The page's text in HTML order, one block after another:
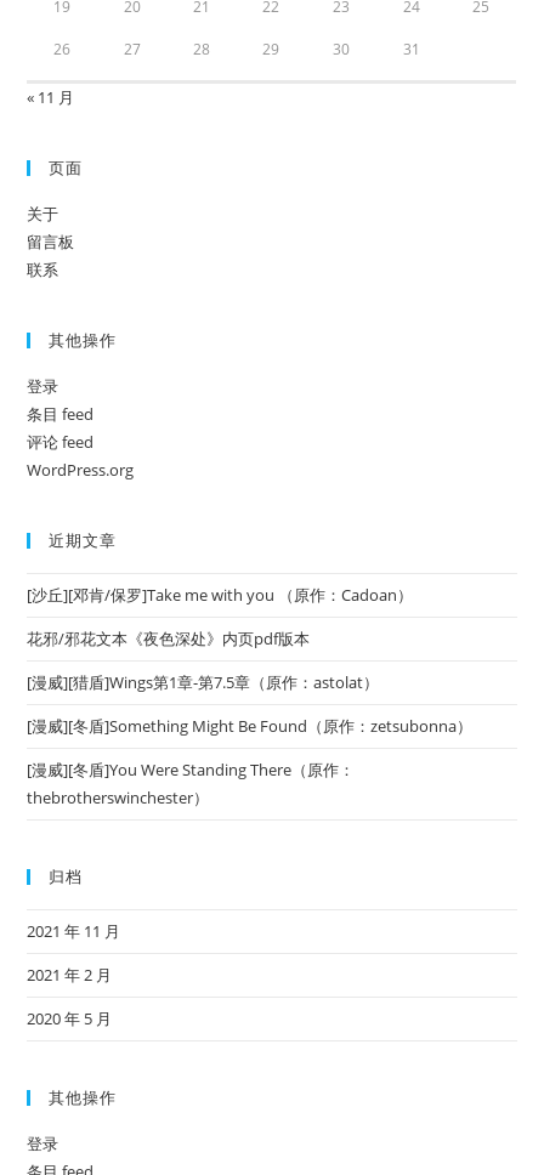
19 20 21 22 23 24 25
26 27 28 29 30 31
« 11 月
页面
关于
留言板
联系
其他操作
登录
条目 feed
评论 feed
WordPress.org
近期文章
[沙丘][邓肯/保罗]Take me with you （原作：Cadoan）
花邪/邪花文本《夜色深处》内页pdf版本
[漫威][猎盾]Wings第1章-第7.5章（原作：astolat）
[漫威][冬盾]Something Might Be Found（原作：zetsubonna）
[漫威][冬盾]You Were Standing There（原作：
thebrotherswinchester）
归档
2021 年 11 月
2021 年 2 月
2020 年 5 月
其他操作
登录